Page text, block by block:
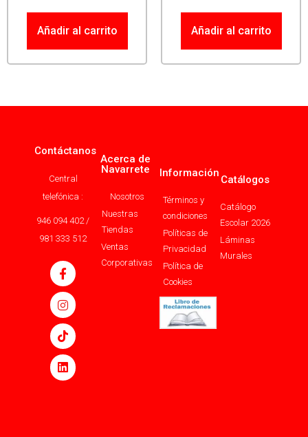
Añadir al carrito Añadir al carrito
Contáctanos
Central
telefónica :
946 094 402 /
981 333 512
Acerca de
Navarrete
Nosotros
Nuestras
Tiendas
Ventas
Corporativas
Información
Términos y
condiciones
Políticas de
Privacidad
Política de
Cookies
Catálogos
Catálogo
Escolar 2026
Láminas
Murales